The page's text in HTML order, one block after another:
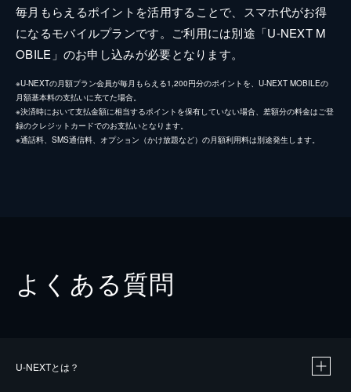
毎月もらえるポイントを活用することで、スマホ代がお得
になるモバイルプランです。ご利用には別途「U-NEXT M
OBILE」のお申し込みが必要となります。
※U-NEXTの月額プラン会員が毎月もらえる1,200円分のポイントを、U-NEXT MOBILEの
月額基本料の支払いに充てた場合。
※決済時において支払金額に相当するポイントを保有していない場合、差額分の料金はご登
録のクレジットカードでのお支払いとなります。
※通話料、SMS通信料、オプション（かけ放題など）の月額利用料は別途発生します。
よくある質問
U-NEXTとは？